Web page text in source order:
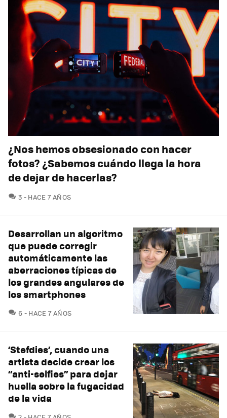
¿Nos hemos obsesionado con hacer
fotos? ¿Sabemos cuándo llega la hora
de dejar de hacerlas?
3 COMENTARIOS
HACE 7 AÑOS
Desarrollan un algoritmo
que puede corregir
automáticamente las
aberraciones típicas de
los grandes angulares de
los smartphones
6 COMENTARIOS
HACE 7 AÑOS
‘Stefdies’, cuando una
artista decide crear los
“anti-selfies” para dejar
huella sobre la fugacidad
de la vida
COMENTARIOS